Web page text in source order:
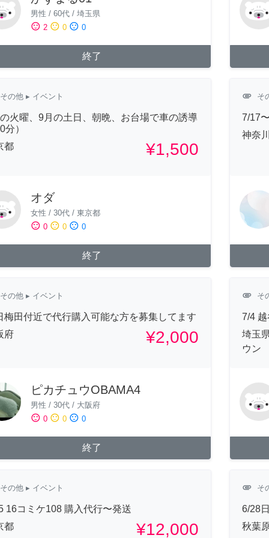
男性 / 60代 / 埼玉県
sentiment_satisfied 2 sentiment_neutral 0 sentiment_dissatisfied 0
終了
その他 ▸ イベント
火曜、9月の土日、朝晩、お台場で車の誘導
分）
都
¥1,500
オダ
女性 / 30代 / 東京都
sentiment_satisfied 0 sentiment_neutral 0 sentiment_dissatisfied 0
終了
attachment そ
7/17
神奈
その他 ▸ イベント
梅田付近で代行購入可能な方を募集してます
府
¥2,000
ピカチュウOBAMA4
男性 / 30代 / 大阪府
sentiment_satisfied 0 sentiment_neutral 0 sentiment_dissatisfied 0
終了
attachment そ
7/4
埼玉
ウン
その他 ▸ イベント
16コミケ108 購入代行〜発送
都
¥12,000
attachment そ
6/28
秋葉